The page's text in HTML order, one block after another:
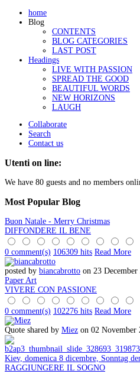
home
Blog
CONTENTS
BLOG CATEGORIES
LAST POST
Headings
LIVE WITH PASSION
SPREAD THE GOOD
BEAUTIFUL WORDS
NEW HORIZONS
LAUGH
Collaborate
Search
Contact us
Utenti on line:
We have 80 guests and no members
Most Popular Blog
Buon Natale - Merry Christmas
DIFFONDERE IL BENE
0 comment(s) 106309 hits Read More
posted by biancabrotto on 23 December
Paper Art
VIVERE CON PASSIONE
0 comment(s) 102276 hits Read More
Quote shared by Miez on 02 November
Kiev, domenica 8 dicembre, Sonntag
RAGGIUNGERE IL SOGNO